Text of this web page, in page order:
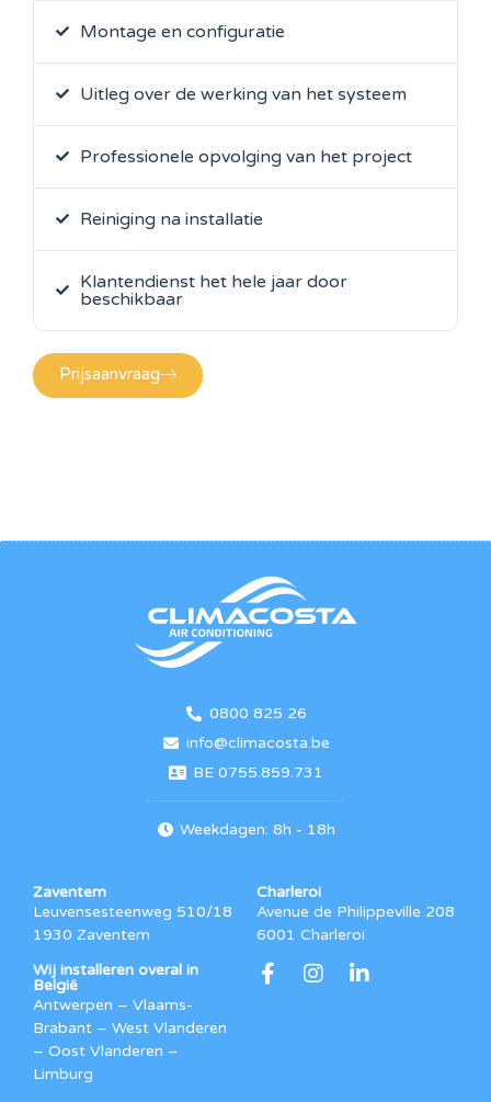
Montage en configuratie
Uitleg over de werking van het systeem
Professionele opvolging van het project
Reiniging na installatie
Klantendienst het hele jaar door
beschikbaar
Prijsaanvraag
0800 825 26
info@climacosta.be
BE 0755.859.731
Weekdagen: 8h - 18h
Zaventem
Leuvensesteenweg 510/18
1930 Zaventem
Wij installeren overal in
België
Antwerpen – Vlaams-
Brabant – West Vlanderen
– Oost Vlanderen –
Limburg
Charleroi
Avenue de Philippeville 208
6001 Charleroi